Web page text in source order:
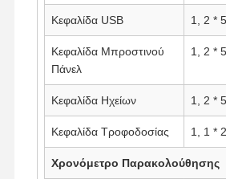
Κεφαλίδα USB 1, 2 *
Κεφαλίδα Μπροστινού
Πάνελ
1, 2 *
Κεφαλίδα Ηχείων 1, 2 *
Κεφαλίδα Τροφοδοσίας 1, 1 *
Χρονόμετρο Παρακολούθησης